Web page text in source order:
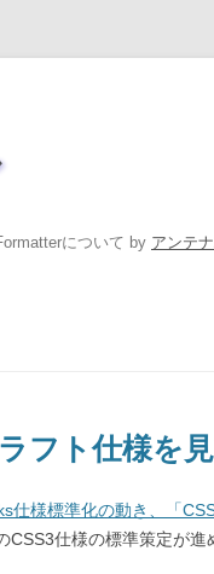
について by アンテ
フト仕様を
仕様標準化の動き、「
仕様の標準策定が進